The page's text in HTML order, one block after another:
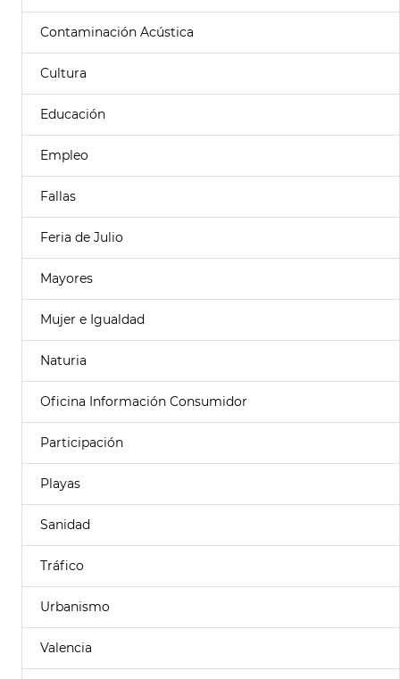
Contaminación Acústica
Cultura
Educación
Empleo
Fallas
Feria de Julio
Mayores
Mujer e Igualdad
Naturia
Oficina Información Consumidor
Participación
Playas
Sanidad
Tráfico
Urbanismo
Valencia